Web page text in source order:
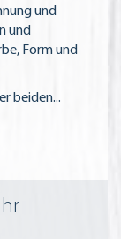
und
und
Form und
beiden...